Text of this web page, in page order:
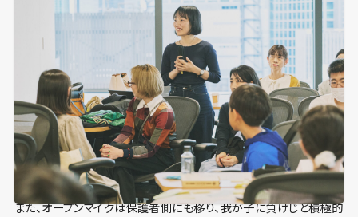
また、オープンマイクは保護者側にも移り、我が子に負けじと積極的